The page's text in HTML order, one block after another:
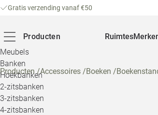
Gratis verzending vanaf €50
Producten
Meubels
Banken
Hoekbanken
2-zitsbanken
3-zitsbanken
4-zitsbanken
Ruimtes
Producten/Accessoires /Boeken /